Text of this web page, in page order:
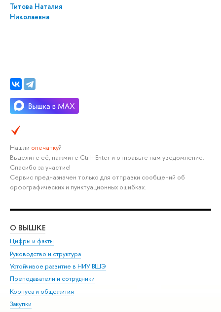
Титова Наталия
Николаевна
Нашли опечатку?
Выделите её, нажмите Ctrl+Enter и отправьте нам уведомление.
Спасибо за участие!
Сервис предназначен только для отправки сообщений об
орфографических и пунктуационных ошибках.
О ВЫШКЕ
Цифры и факты
Руководство и структура
Устойчивое развитие в НИУ ВШЭ
Преподаватели и сотрудники
Корпуса и общежития
Закупки